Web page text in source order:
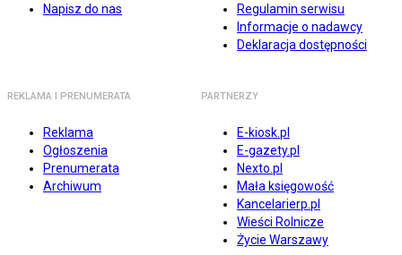
Napisz do nas
Regulamin serwisu
Informacje o nadawcy
Deklaracja dostępności
REKLAMA I PRENUMERATA
Reklama
Ogłoszenia
Prenumerata
Archiwum
PARTNERZY
E-kiosk.pl
E-gazety.pl
Nexto.pl
Mała księgowość
Kancelarierp.pl
Wieści Rolnicze
Życie Warszawy